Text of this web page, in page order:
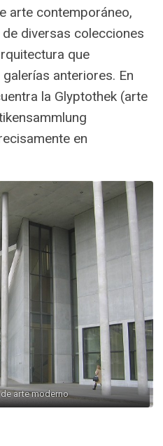
arte contemporáneo,
diversas colecciones
que
anteriores. En
la Glyptothek (arte
en
arte moderno